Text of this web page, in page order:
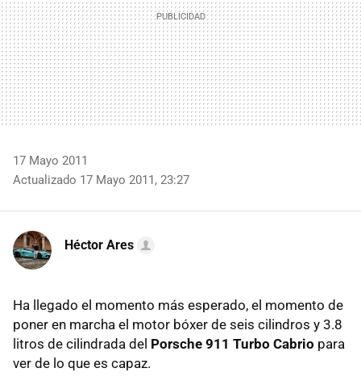
17 Mayo 2011
Actualizado 17 Mayo 2011, 23:27
Héctor Ares
Ha llegado el momento más esperado, el momento de
poner en marcha el motor bóxer de seis cilindros y 3.8
litros de cilindrada del Porsche 911 Turbo Cabrio para
ver de lo que es capaz.